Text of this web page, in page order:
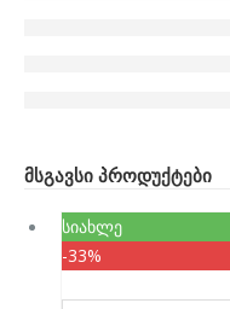
ᲛᲡᲒᲐᲕᲡᲘ ᲞᲠᲝᲓᲣᲥᲢᲔᲑᲘ
სიახლე
-33%